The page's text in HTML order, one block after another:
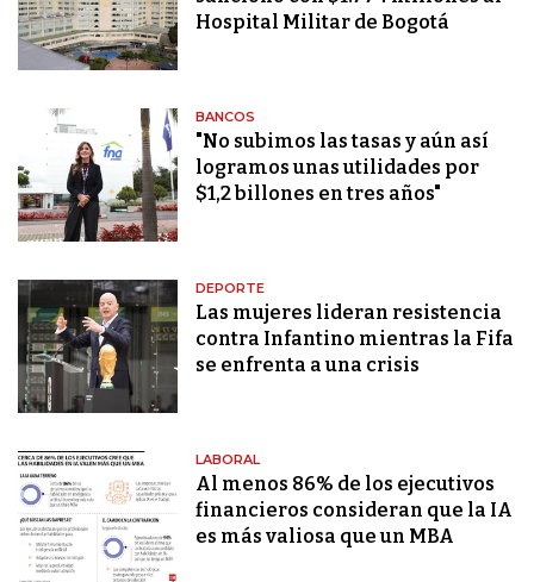
Hospital Militar de Bogotá
BANCOS
"No subimos las tasas y aún así
logramos unas utilidades por
$1,2 billones en tres años"
DEPORTE
Las mujeres lideran resistencia
contra Infantino mientras la Fifa
se enfrenta a una crisis
LABORAL
Al menos 86% de los ejecutivos
financieros consideran que la IA
es más valiosa que un MBA